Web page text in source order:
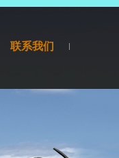
联系我们